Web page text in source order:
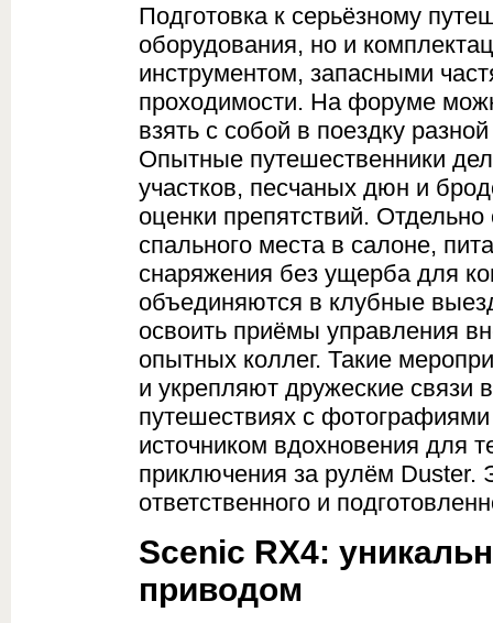
Подготовка к серьёзному
оборудования, но и
инструментом, запасными
проходимости. На форуме
взять с собой в поездку
Опытные путешественники
участков, песчаных дюн и
оценки препятствий.
спального места в салоне,
снаряжения без ущерба для
объединяются в клубные
освоить приёмы управления
опытных коллег. Такие
и укрепляют дружеские связи
путешествиях с
источником вдохновения для
приключения за рулём Duster.
ответственного и
Scenic RX4:
приводом